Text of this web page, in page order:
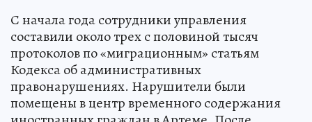
С начала года сотрудники управления
составили около трех с половиной тысяч
протоколов по «миграционным» статьям
Кодекса об административных
правонарушениях. Нарушители были
помещены в центр временного содержания